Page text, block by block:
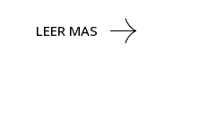
LEER MAS